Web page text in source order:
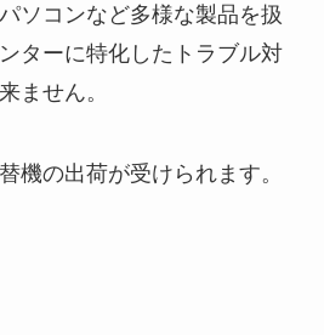
ソコンなど多様な製品を扱
ターに特化したトラブル対
ません。
機の出荷が受けられます。